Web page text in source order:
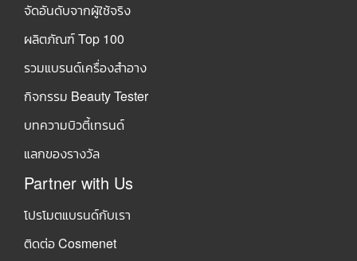
จัดอันดับจากผู้ใช้จริง
ผลิตภัณฑ์ Top 100
รวมแบรนด์เครื่องสำอาง
กิจกรรม Beauty Tester
บทความบิวตี้เทรนด์
แลกของรางวัล
Partner with Us
โปรโมตแบรนด์กับเรา
ติดต่อ Cosmenet